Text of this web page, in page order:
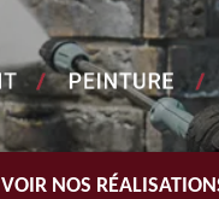
VOIR NOS